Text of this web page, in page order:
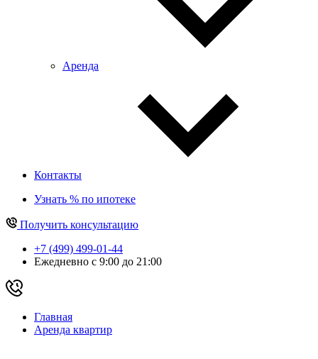
Аренда
Контакты
Узнать % по ипотеке
Получить консультацию
+7 (499) 499-01-44
Ежедневно с 9:00 до 21:00
Главная
Аренда квартир